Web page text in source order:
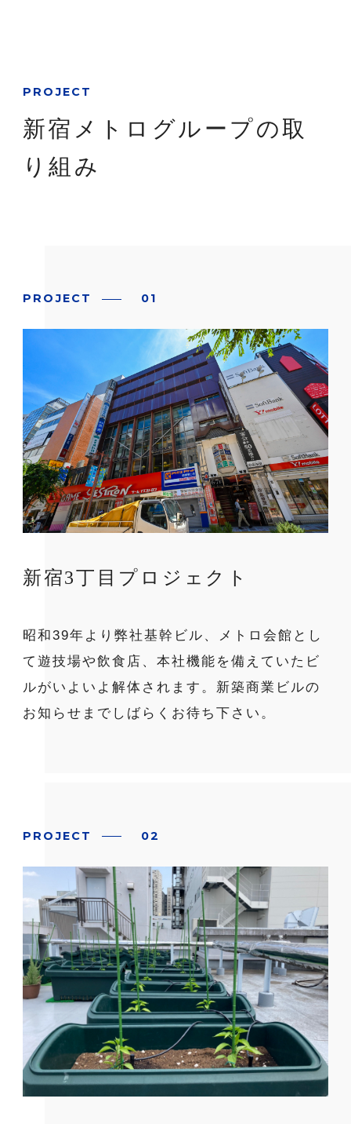
PROJECT
新宿メトログループの取
り組み
PROJECT 01
新宿3丁目プロジェクト
昭和39年より弊社基幹ビル、メトロ会館とし
て遊技場や飲食店、本社機能を備えていたビ
ルがいよいよ解体されます。新築商業ビルの
お知らせまでしばらくお待ち下さい。
PROJECT 02